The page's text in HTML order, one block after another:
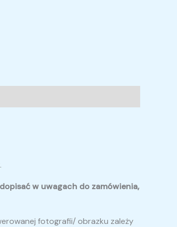
w uwagach do zamówienia,
fotografii/ obrazku zależy